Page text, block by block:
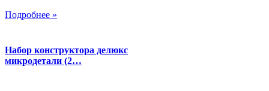
Подробнее »
Набор конструктора делюкс
микродетали (2…